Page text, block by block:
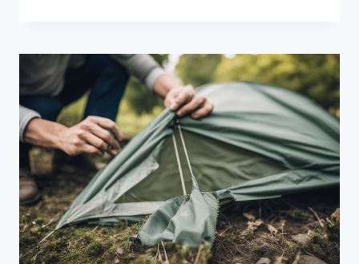
CAMPING:
TÉCNICAS
EFICAZES
PARA
PEDIR
RESGATE
EM
ÁREAS
REMOTAS